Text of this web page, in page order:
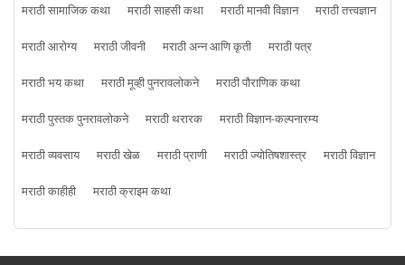
मराठी सामाजिक कथा
मराठी साहसी कथा मराठी मानवी विज्ञान
मराठी तत्त्वज्ञान
मराठी आरोग्य
मराठी जीवनी मराठी अन्न आणि कृती
मराठी पत्र
मराठी भय कथा
मराठी मूव्ही पुनरावलोकने
मराठी पौराणिक कथा
मराठी पुस्तक पुनरावलोकने
मराठी थरारक
मराठी विज्ञान-कल्पनारम्य
मराठी व्यवसाय
मराठी खेळ मराठी प्राणी मराठी ज्योतिषशास्त्र
मराठी विज्ञान
मराठी काहीही
मराठी क्राइम कथा